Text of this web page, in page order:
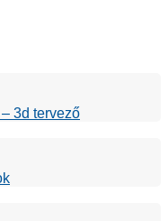
3d tervező